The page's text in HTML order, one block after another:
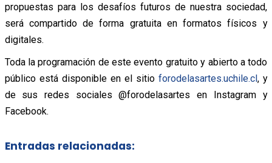
propuestas para los desafíos futuros de nuestra sociedad,
será compartido de forma gratuita en formatos físicos y
digitales.
Toda la programación de este evento gratuito y abierto a todo
público está disponible en el sitio forodelasartes.uchile.cl, y
de sus redes sociales @forodelasartes en Instagram y
Facebook.
Entradas relacionadas: